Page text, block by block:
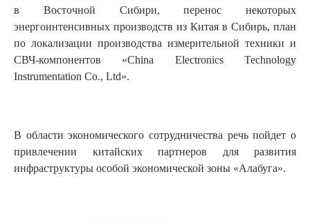
в Восточной Сибири, перенос некоторых
энергоинтенсивных производств из Китая в Сибирь, план
по локализации производства измерительной техники и
СВЧ-компонентов «China Electronics Technology
Instrumentation Co., Ltd».
В области экономического сотрудничества речь пойдет о
привлечении китайских партнеров для развития
инфраструктуры особой экономической зоны «Алабуга».